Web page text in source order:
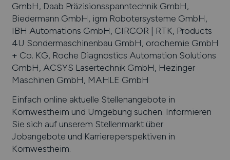
GmbH, Daab Präzisionsspanntechnik GmbH,
Biedermann GmbH, igm Robotersysteme GmbH,
IBH Automations GmbH, CIRCOR | RTK, Products
4U Sondermaschinenbau GmbH, orochemie GmbH
+ Co. KG, Roche Diagnostics Automation Solutions
GmbH, ACSYS Lasertechnik GmbH, Hezinger
Maschinen GmbH, MAHLE GmbH
Einfach online aktuelle Stellenangebote in
Kornwestheim und Umgebung suchen. Informieren
Sie sich auf unserem Stellenmarkt über
Jobangebote und Karriereperspektiven in
Kornwestheim.